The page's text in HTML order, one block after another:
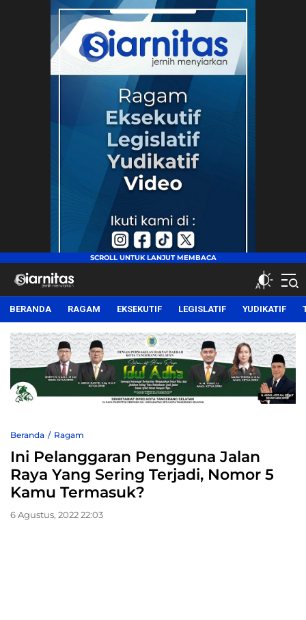
siarnitas
Jernih Menyiarkan
BERANDA RAGAM EKSEKUTIF LEGISLATIF YUDIKATIF
Beranda Ragam
Ini Pelanggaran Pengguna Jalan
Raya Yang Sering Terjadi, Nomor 5
Kamu Termasuk?
6 Agustus, 2022 22:03